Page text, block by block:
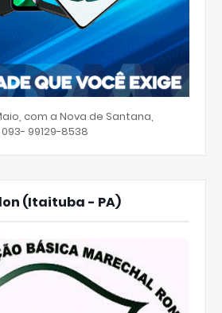
com a Nova de Santana,
99129-8538
(Itaituba - PA)